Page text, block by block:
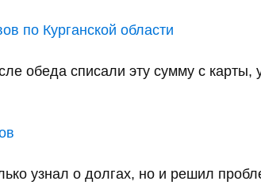
по Курганской области
обеда списали эту сумму с карты,
узнал о долгах, но и решил